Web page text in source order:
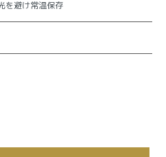
を避け常温保存